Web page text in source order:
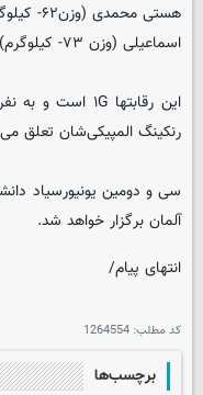
اسماعیلی (وزن ۷۳- کیلوگرم) و نیوشا شادلو (وزن ۷۳+ کیلوگرم)
رنکینگ المپیکی‌شان تعلق
آلمان برگزار خواهد شد.
انتهای پیام/
کد مطلب: 1264554
برچسب‌ها